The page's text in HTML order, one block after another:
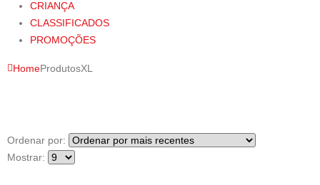
CRIANÇA
CLASSIFICADOS
PROMOÇÕES
HomeProdutosXL
Ordenar por:
Mostrar: